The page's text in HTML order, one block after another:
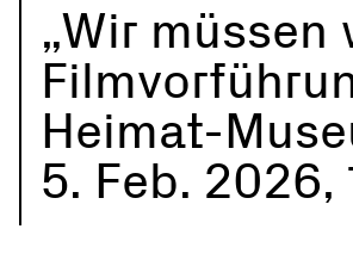
„Wir müssen
Heimat-
5. Feb. 2026,